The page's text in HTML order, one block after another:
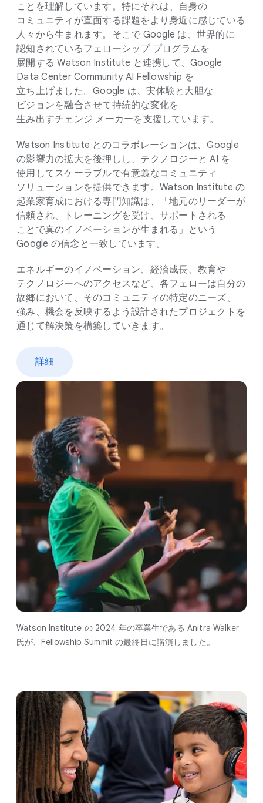
ことを​理解しています。​特に​それは、​自身の​
コミュニティが​直面する​課題を​より​身近に​感じている​
人々から​生まれます。​そこで Google は、​世界的に​
認知されている​フェローシップ プログラムを​
展開する Watson Institute と​連携して、​Google
Data Center Community AI Fellowship を​
立ち上げました。​Google は、​実体験と​大胆な​
ビジョンを​融合させて​持続的な​変化を​
生み出すチェンジ メーカーを​支援しています。
Watson Institute との​コラボレーションは、​Google
の​影響力の​拡大を​後押しし、​テクノロジーと AI を​
使用して​スケーラブルで​有意義な​コミュニティ
ソリューションを​提供できます。​Watson Institute の​
起業家育成に​おける​専門知識は、​「地元の​リーダーが​
信頼され、​トレーニングを​受け、​サポートされる​
ことで​真の​イノベーションが​生まれる」と​いう
Google の​信念と​一致しています。
エネルギーの​イノベーション、​経済成長、​教育や​
テクノロジーへの​アクセスなど、​各フェローは​自分の​
故郷に​おいて、​その​コミュニティの​特定の​ニーズ、​
強み、​機会を​反映するよう​設計された​プロジェクトを​
通じて​解決策を​構築していきます。
詳細
Watson Institute の 2024 年の​卒業生である Anitra Walker
氏が、​Fellowship Summit の​最終日に​講演しました。